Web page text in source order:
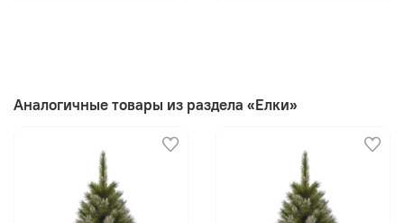
Аналогичные товары из раздела «Елки»